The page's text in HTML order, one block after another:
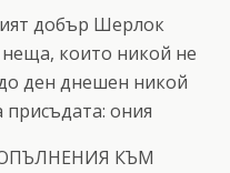
добър Шерлок
които никой не
ден днешен никой
ония
КЪМ